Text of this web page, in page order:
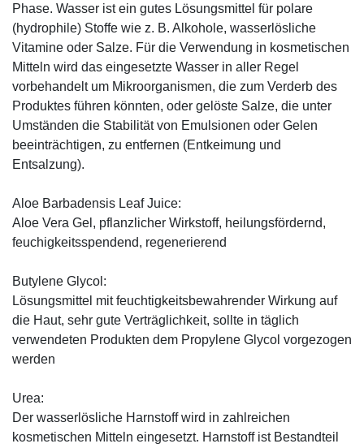
Phase. Wasser ist ein gutes Lösungsmittel für polare
(hydrophile) Stoffe wie z. B. Alkohole, wasserlösliche
Vitamine oder Salze. Für die Verwendung in kosmetischen
Mitteln wird das eingesetzte Wasser in aller Regel
vorbehandelt um Mikroorganismen, die zum Verderb des
Produktes führen könnten, oder gelöste Salze, die unter
Umständen die Stabilität von Emulsionen oder Gelen
beeinträchtigen, zu entfernen (Entkeimung und
Entsalzung).
Aloe Barbadensis Leaf Juice:
Aloe Vera Gel, pflanzlicher Wirkstoff, ­heilungsfördernd,
feuchigkeitsspendend, ­regenerierend
Butylene Glycol:
Lösungsmittel mit feuchtigkeitsbewahrender Wirkung auf
die Haut, sehr gute Verträglichkeit, sollte in täglich
verwendeten Produkten dem Propylene Glycol vorgezogen
werden
Urea:
Der wasserlösliche Harnstoff wird in zahlreichen
kosmetischen Mitteln eingesetzt. Harnstoff ist Bestandteil